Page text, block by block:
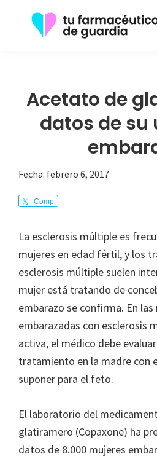
Guardia
información
que
necesita
enfermedad
Acetato de
datos de su
Fecha: febrero 6, 2017
Comp
La esclerosis múltiple es
mujeres en edad fértil, y los
esclerosis múltiple suelen
mujer está tratando de
embarazo se confirma. En las
embarazadas con esclerosis
activa, el médico debe
tratamiento en la madre con
suponer para el feto.
El laboratorio del
glatiramero (Copaxone) ha
datos de 8.000 mujeres